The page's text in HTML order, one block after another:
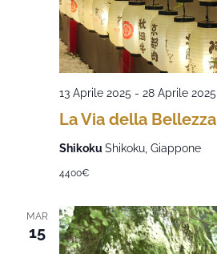
La Via della Bellezza
13 Aprile 2025 - 28 Aprile 2025
Shikoku Shikoku, Giappone
4400€
MAR
15